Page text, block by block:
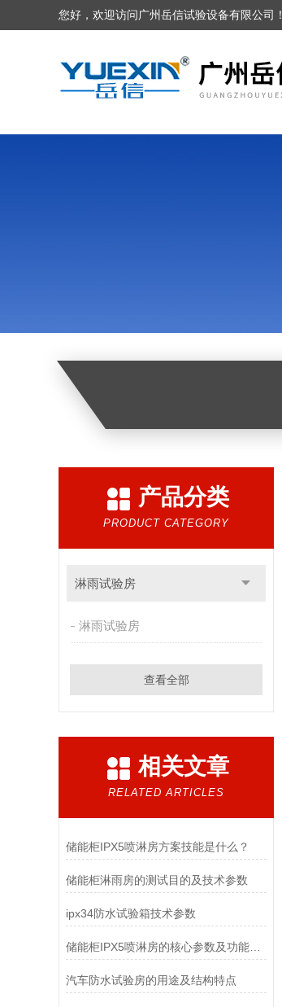
您好，欢迎访问广州岳信试验设备有限公司！
产品分类
PRODUCT CATEGORY
淋雨试验房
淋雨试验房
查看全部
相关文章
RELATED ARTICLES
储能柜IPX5喷淋房方案技能是什么？
储能柜淋雨房的测试目的及技术参数
ipx34防水试验箱技术参数
储能柜IPX5喷淋房的核心参数及功能特点
汽车防水试验房的用途及结构特点